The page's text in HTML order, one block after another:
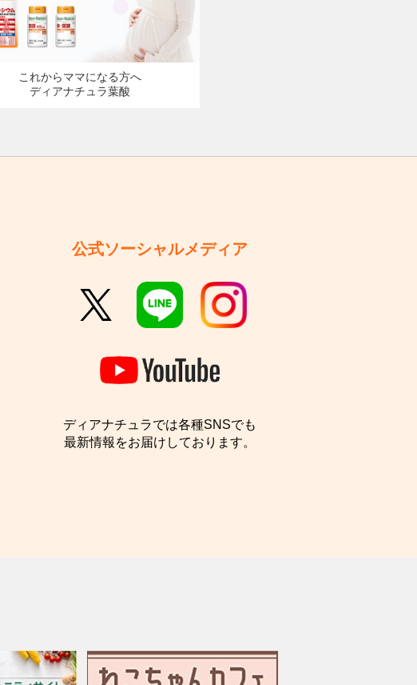
これからママになる方へ
ディアナチュラ葉酸
公式ソーシャルメディア
ディアナチュラでは各種SNSでも
最新情報をお届けしております。